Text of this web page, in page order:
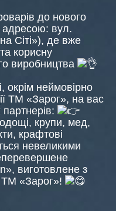
до нового
адресою: вул.
Сіті»), де вже
корисну
виробництва
окрім неймовірно
ТМ «Зарог», на вас
крупи, мед,
крафтові
невеликими
виготовлене з
«Зарог»!